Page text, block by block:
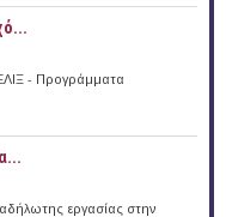
- Προγράμματα
εργασίας στην